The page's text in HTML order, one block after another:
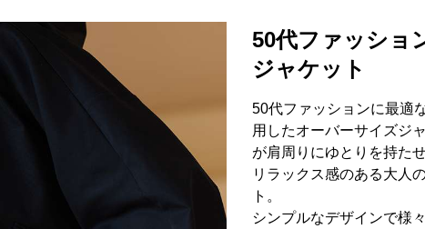
50代ファッショ
ジャケット
50代ファッションに最適
用したオーバーサイズジ
が肩周りにゆとりを持たせ
リラックス感のある大人
ト。
シンプルなデザインで様